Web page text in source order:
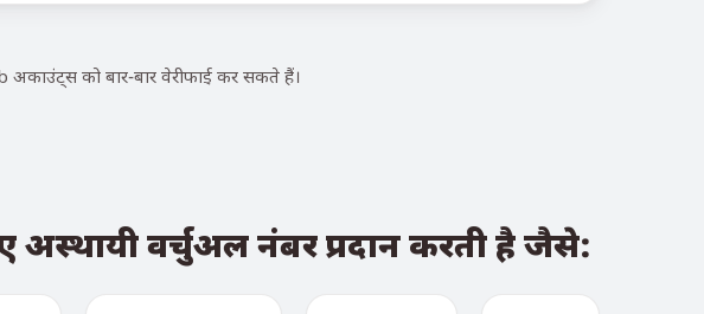
को बार-बार वेरीफाई कर सकते हैं।
वर्चुअल नंबर प्रदान करती है जैसे: